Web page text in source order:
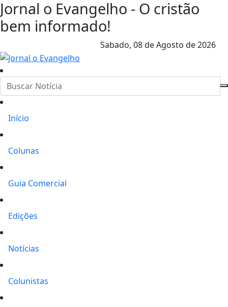
Jornal o Evangelho - O cristão
bem informado!
Sabado, 08 de Agosto de 2026
Início
Colunas
Guia Comercial
Edições
Notícias
Colunistas